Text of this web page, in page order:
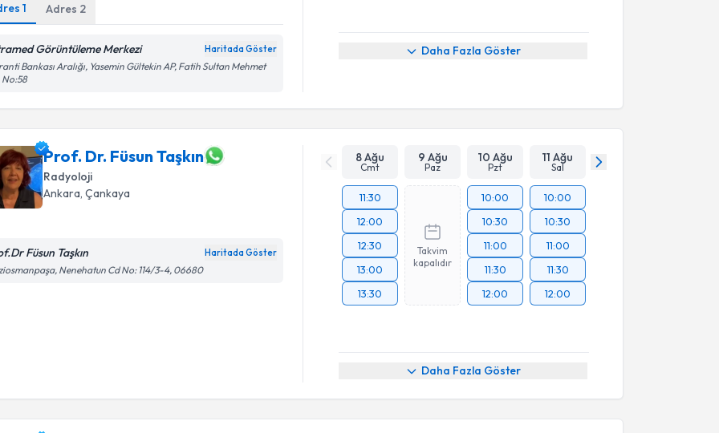
1 Adres 2
Görüntüleme Merkezi Haritada Göster
Bankası Aralığı, Yasemin Gültekin AP, Fatih Sultan Mehmet
No:58
Daha Fazla Göster
Prof. Dr. Füsun Taşkın
Radyoloji
Ankara,Çankaya
Füsun Taşkın Haritada Göster
Nenehatun Cd No: 114/3-4, 06680
8 Ağu
Cmt
9 Ağu
Paz
10 Ağu
Pzt
11 Ağu
Sal
11:30
12:00
12:30
13:00
13:30
Takvim
kapalıdır
10:00
10:30
11:00
11:30
12:00
10:00
10:30
11:00
11:30
12:00
Daha Fazla Göster